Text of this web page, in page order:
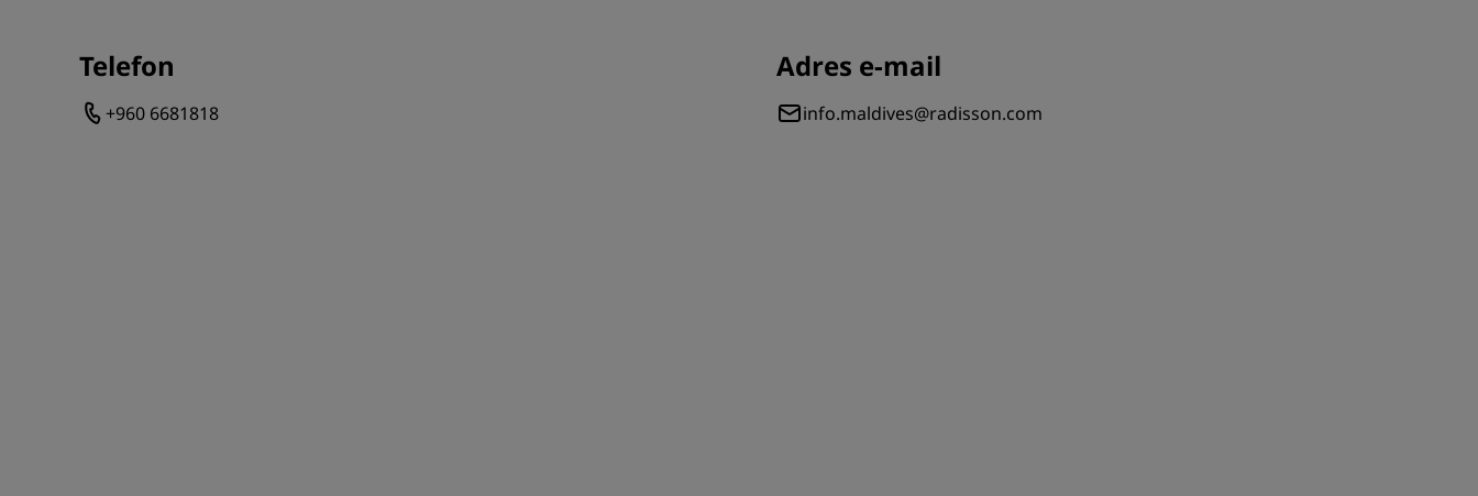
Telefon
+960 6681818
Adres e-mail
info.maldives@radisson.com